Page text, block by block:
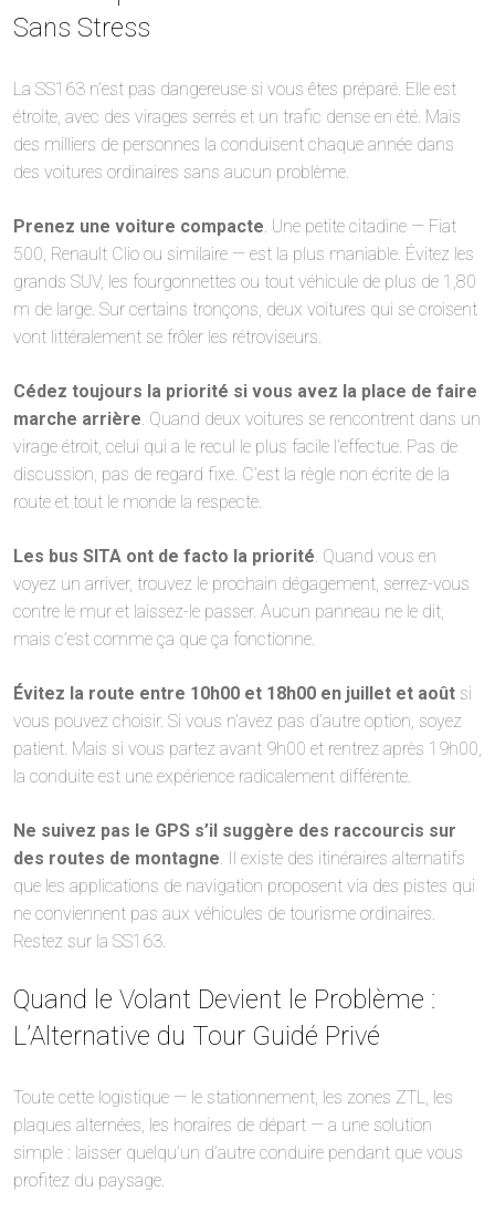
Sans Stress
La SS163 n’est pas dangereuse si vous êtes préparé. Elle est
étroite, avec des virages serrés et un trafic dense en été. Mais
des milliers de personnes la conduisent chaque année dans
des voitures ordinaires sans aucun problème.
Prenez une voiture compacte. Une petite citadine — Fiat
500, Renault Clio ou similaire — est la plus maniable. Évitez les
grands SUV, les fourgonnettes ou tout véhicule de plus de 1,80
m de large. Sur certains tronçons, deux voitures qui se croisent
vont littéralement se frôler les rétroviseurs.
Cédez toujours la priorité si vous avez la place de faire
marche arrière. Quand deux voitures se rencontrent dans un
virage étroit, celui qui a le recul le plus facile l’effectue. Pas de
discussion, pas de regard fixe. C’est la règle non écrite de la
route et tout le monde la respecte.
Les bus SITA ont de facto la priorité. Quand vous en
voyez un arriver, trouvez le prochain dégagement, serrez-vous
contre le mur et laissez-le passer. Aucun panneau ne le dit,
mais c’est comme ça que ça fonctionne.
Évitez la route entre 10h00 et 18h00 en juillet et août si
vous pouvez choisir. Si vous n’avez pas d’autre option, soyez
patient. Mais si vous partez avant 9h00 et rentrez après 19h00,
la conduite est une expérience radicalement différente.
Ne suivez pas le GPS s’il suggère des raccourcis sur
des routes de montagne. Il existe des itinéraires alternatifs
que les applications de navigation proposent via des pistes qui
ne conviennent pas aux véhicules de tourisme ordinaires.
Restez sur la SS163.
Quand le Volant Devient le Problème :
L’Alternative du Tour Guidé Privé
Toute cette logistique — le stationnement, les zones ZTL, les
plaques alternées, les horaires de départ — a une solution
simple : laisser quelqu’un d’autre conduire pendant que vous
profitez du paysage.